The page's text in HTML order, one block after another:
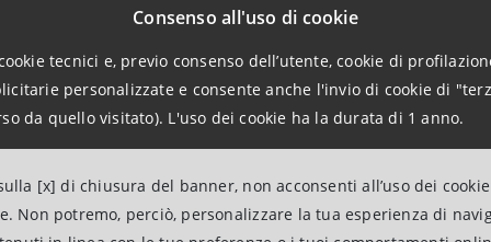
Consenso all'uso di cookie
tecnici e, previo consenso dell’utente, cookie di
personalizzate e consente anche l'invio di cookie di
da quello visitato). L'uso dei cookie ha la durata di 1 anno.
[x] di chiusura del banner, non acconsenti all’uso dei
Non potremo, perciò, personalizzare la tua esperienza di
delle nostre Risorse Umane e dalla continua ricerca di
a conferma che le nostre persone sono e saranno il
continuamente talenti- affermaAlessandro Ferrari,
contribuendo a sviluppare il business e le
di creare valore ed imparare attraverso il lavoro di squadra.